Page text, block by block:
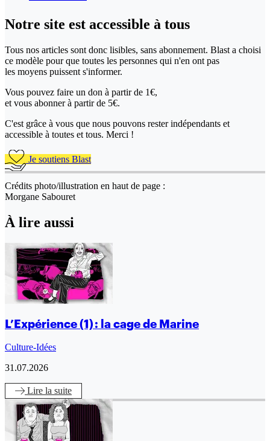
Notre site est accessible à tous
Tous nos articles sont donc lisibles, sans abonnement. Blast a choisi
ce modèle pour que toutes les personnes qui n'en ont pas
les moyens puissent s'informer.
Vous pouvez faire un don à partir de 1€,
et vous abonner à partir de 5€.
C'est grâce à vous que nous pouvons rester indépendants et
accessible à toutes et tous. Merci !
Je soutiens Blast
Crédits photo/illustration en haut de page :
Morgane Sabouret
À lire aussi
L’Expérience (1) : la cage de Marine
Culture-Idées
31.07.2026
Lire la suite